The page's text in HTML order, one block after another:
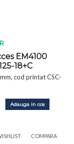
EM4100
18+C
cod printat CSC-
Adauga in cos
COMPARA